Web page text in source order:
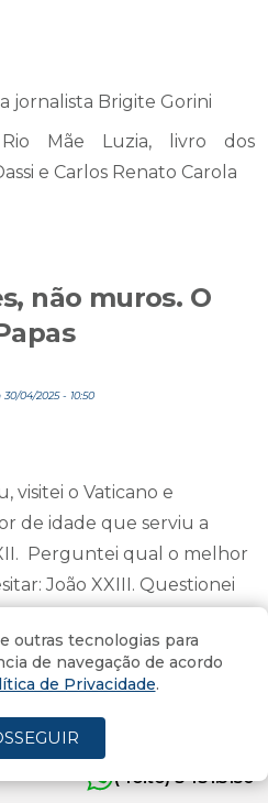
jornalista Brigite Gorini
Mãe Luzia, livro dos
e Carlos Renato Carola
não muros. O
04/2025 - 10:50
visitei o Vaticano e
de idade que serviu a
Perguntei qual o melhor
João XXIII. Questionei
E agora, passados 25
Francisco. A seguir um
(4oito) 3431.5150
outras tecnologias para
de navegação de acordo
de Privacidade.